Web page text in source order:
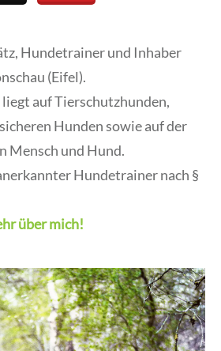
Hundetrainer und Inhaber
(Eifel).
auf Tierschutzhunden,
Hunden sowie auf der
Mensch und Hund.
Hundetrainer nach §
über mich!